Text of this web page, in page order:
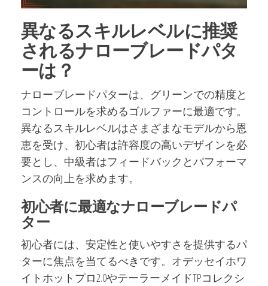
異なるスキルレベルに推奨
されるナローブレードパタ
ーは？
ナローブレードパターは、グリーンでの精度と
コントロールを求めるゴルファーに最適です。
異なるスキルレベルはさまざまなモデルから恩
恵を受け、初心者は許容度の高いデザインを必
要とし、中級者はフィードバックとパフォーマ
ンスの向上を求めます。
初心者に最適なナローブレードパ
ター
初心者には、安定性と使いやすさを提供するパ
ターに焦点を当てるべきです。オデッセイホワ
イトホットプロ2.0やテーラーメイドTPコレクシ